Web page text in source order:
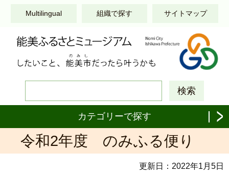
Multilingual 組織で探す サイトマップ
カテゴリーで探す
令和2年度 のみふる便り
更新日： 2022年1月5日